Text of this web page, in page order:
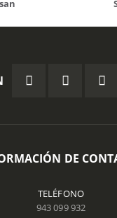
DE
TELÉFONO
943 099 932